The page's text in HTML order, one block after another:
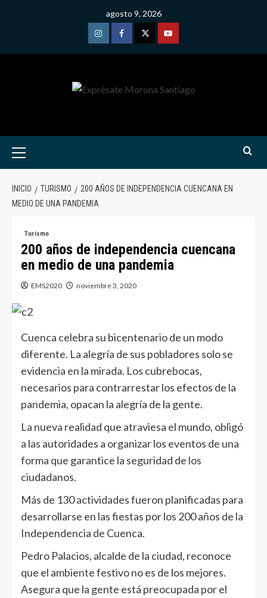
agosto 9, 2026
InstagramFacebookTwitterYoutube
Menú
INICIO TURISMO
200 AÑOS DE INDEPENDENCIA CUENCANA EN
MEDIO DE UNA PANDEMIA
Turismo
200 años de independencia cuencana
en medio de una pandemia
EMS2020 noviembre 3, 2020
Cuenca celebra su bicentenario de un modo
diferente. La alegría de sus pobladores solo se
evidencia en la mirada. Los cubrebocas,
necesarios para contrarrestar los efectos de la
pandemia, opacan la alegría de la gente.
La nueva realidad que atraviesa el mundo, obligó
a las autoridades a organizar los eventos de una
forma que garantice la seguridad de los
ciudadanos.
Más de 130 actividades fueron planificadas para
desarrollarse en las fiestas por los 200 años de la
Independencia de Cuenca.
Pedro Palacios, alcalde de la ciudad, reconoce
que el ambiente festivo no es de los mejores.
Asegura que la gente está preocupada por el